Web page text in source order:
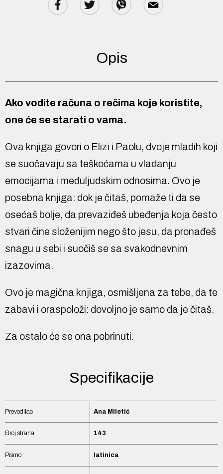
Opis
Ako vodite računa o rečima koje koristite,
one će se starati o vama.
Ova knjiga govori o Elizi i Paolu, dvoje mladih koji
se suočavaju sa teškoćama u vladanju
emocijama i međuljudskim odnosima. Ovo je
posebna knjiga: dok je čitaš, pomaže ti da se
osećaš bolje, da prevaziđeš ubeđenja koja često
stvari čine složenijim nego što jesu, da pronađeš
snagu u sebi i suočiš se sa svakodnevnim
izazovima.
Ovo je magična knjiga, osmišljena za tebe, da te
zabavi i oraspoloži: dovoljno je samo da je čitaš.
Za ostalo će se ona pobrinuti.
Specifikacije
Prevodilac Ana Miletić
Broj strana 143
Pismo latinica